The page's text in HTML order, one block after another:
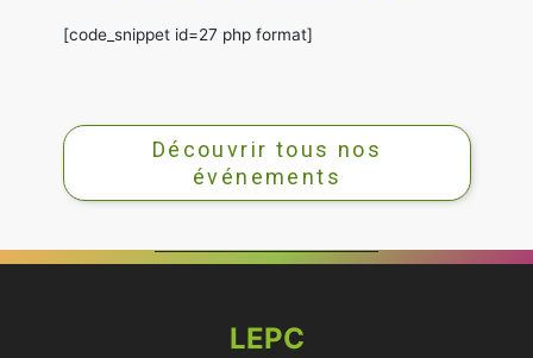
[code_snippet id=27 php format]
Découvrir tous nos
événements
LEPC